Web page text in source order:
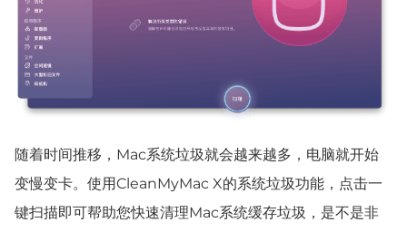
随着时间推移，Mac系统垃圾就会越来越多，电脑就开始
变慢变卡。使用CleanMyMac X的系统垃圾功能，点击一
键扫描即可帮助您快速清理Mac系统缓存垃圾，是不是非